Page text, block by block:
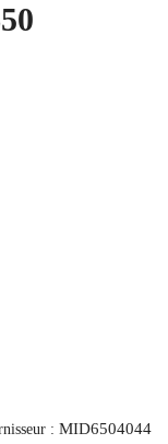
: MID6504044